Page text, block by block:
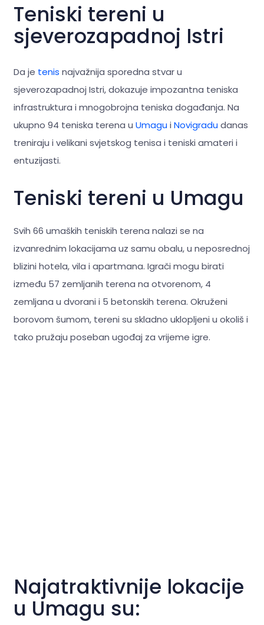
Teniski tereni u
sjeverozapadnoj Istri
Da je tenis najvažnija sporedna stvar u
sjeverozapadnoj Istri, dokazuje impozantna teniska
infrastruktura i mnogobrojna teniska događanja. Na
ukupno 94 teniska terena u Umagui Novigradudanas
treniraju i velikani svjetskog tenisa i teniski amateri i
entuzijasti.
Teniski tereni u Umagu
Svih 66 umaških teniskih terena nalazi se na
izvanrednim lokacijama uz samu obalu, u neposrednoj
blizini hotela, vila i apartmana. Igrači mogu birati
između 57 zemljanih terena na otvorenom, 4
zemljana u dvorani i 5 betonskih terena. Okruženi
borovom šumom, tereni su skladno uklopljeni u okoliš i
tako pružaju poseban ugođaj za vrijeme igre.
Najatraktivnije lokacije
u Umagu su: